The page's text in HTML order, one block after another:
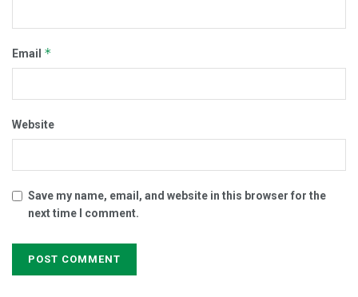
Email *
Website
Save my name, email, and website in this browser for the
next time I comment.